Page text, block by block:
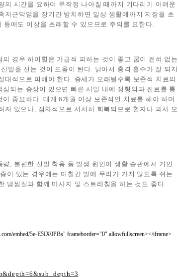
시간을 요하여 무작정 나아질 때까지 기다리기 어려운
저근막염을 장기간 방치하면 일상 생활에까지 지장을 초
에도 이상을 초래할 수 있으므로 주의를 요한다.
경우 하이힐은 가급적 피하는 것이 좋고 굽이 전혀 없는
발을 신는 것이 도움이 된다. 낡아서 충격 흡수가 잘 되지
적으로 피해야 한다. 증세가 오래될수록 보존적 치료의
되는 증상이 있으면 빠른 시일 내에 정형외과 진료를 통
중요하다. 대개 6개월 이상 보존적인 치료를 해야 하며
있으나, 점차적으로 서서히 회복되므로 환자나 의사 모
, 불편한 신발 착용 등 발생 원인이 생활 습관에서 기인
이 있는 경우에는 며칠간 발에 무리가 가지 않도록 쉬는
냉찜질과 함께 마사지 및 스트레칭을 하는 것도 좋다.
embed/5e-E5IX0PBs" frameborder="0" allowfullscreen></iframe>